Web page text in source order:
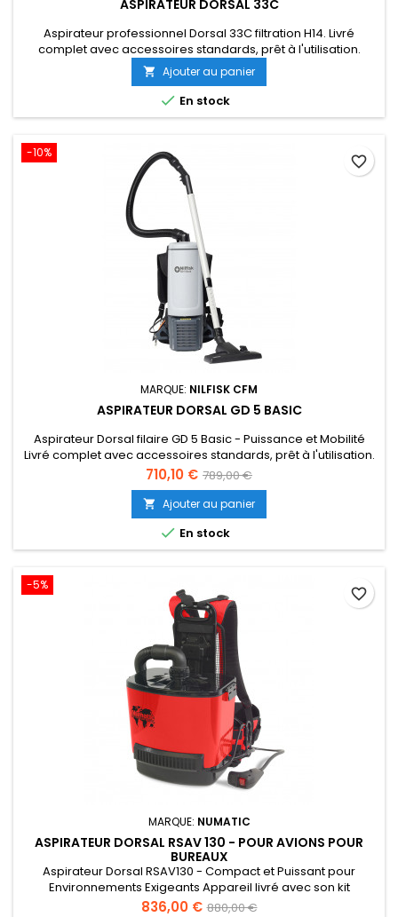
ASPIRATEUR DORSAL 33C
Aspirateur professionnel Dorsal 33C filtration H14. Livré
complet avec accessoires standards, prêt à l'utilisation.
 Ajouter au panier
 En stock
-10%
MARQUE: NILFISK CFM
ASPIRATEUR DORSAL GD 5 BASIC
Aspirateur Dorsal filaire GD 5 Basic - Puissance et Mobilité
Livré complet avec accessoires standards, prêt à l'utilisation.
Prix
710,10 € Prix
de
base
789,00 €
 Ajouter au panier
 En stock
favorite_border
-5%
MARQUE: NUMATIC
ASPIRATEUR DORSAL RSAV 130 - POUR AVIONS POUR
BUREAUX
Aspirateur Dorsal RSAV130 - Compact et Puissant pour
Environnements Exigeants Appareil livré avec son kit
accessoires standards A30A (sans prise avion).
Prix
836,00 € Prix
880,00 €
favorite_border